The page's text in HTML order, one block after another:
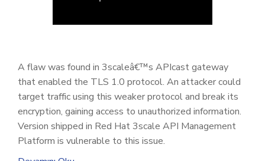
A flaw was found in 3scaleâ€™s APIcast gateway
that enabled the TLS 1.0 protocol. An attacker could
target traffic using this weaker protocol and break its
encryption, gaining access to unauthorized information.
Version shipped in Red Hat 3scale API Management
Platform is vulnerable to this issue.